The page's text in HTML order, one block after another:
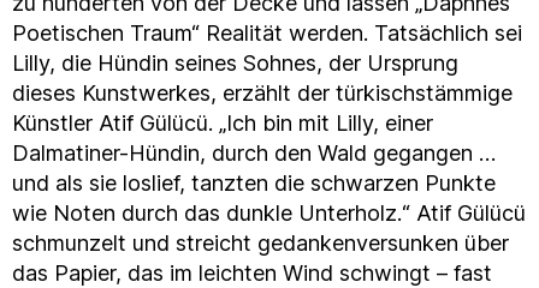
Poetischen Traum“ Realität werden. Tatsächlich sei
Lilly, die Hündin seines Sohnes, der Ursprung
dieses Kunstwerkes, erzählt der türkischstämmige
Künstler Atif Gülücü. „Ich bin mit Lilly, einer
Dalmatiner-Hündin, durch den Wald gegangen …
und als sie loslief, tanzten die schwarzen Punkte
wie Noten durch das dunkle Unterholz.“ Atif Gülücü
schmunzelt und streicht gedankenversunken über
das Papier, das im leichten Wind schwingt – fast